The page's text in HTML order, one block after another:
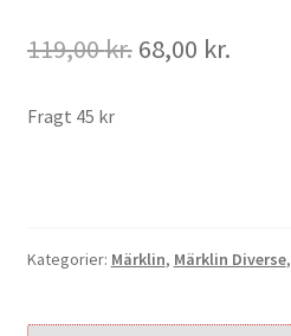
119,00kr. Den
68,00 kr.Den
Fragt 45 kr
Kategorier: Märklin, Märklin Diverse,